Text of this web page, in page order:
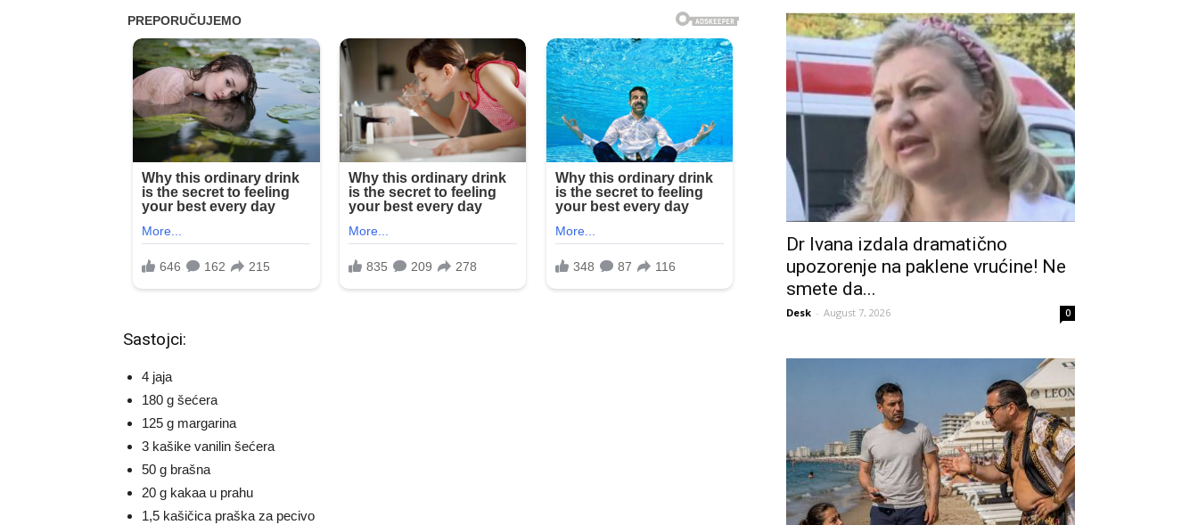
Sastojci:
4 jaja
180 g šećera
125 g margarina
3 kašike vanilin šećera
50 g brašna
20 g kakaa u prahu
1,5 kašičica praška za pecivo
Dr Ivana izdala dramatično
upozorenje na paklene vrućine! Ne
smete da...
Desk - August 7, 2026 0